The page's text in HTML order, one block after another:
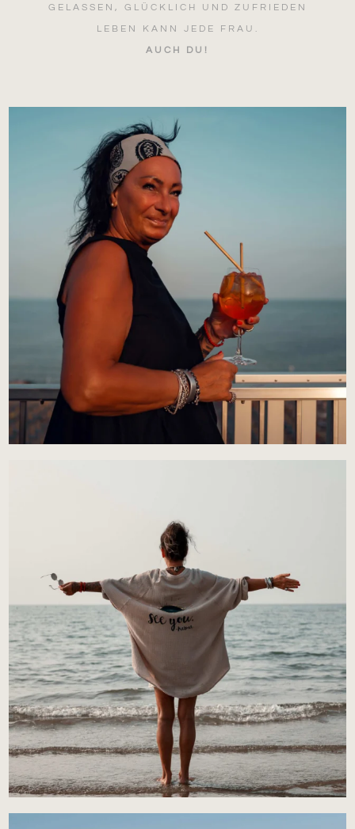
GELASSEN, GLÜCKLICH UND ZUFRIEDEN
LEBEN KANN JEDE FRAU.
AUCH DU!